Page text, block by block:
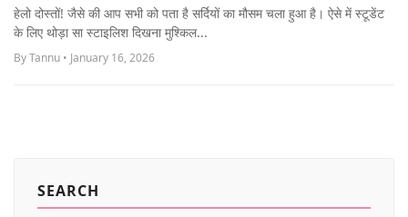
MORE
हेलो दोस्तों! जैसे की आप सभी को पता है सर्दियों का मौसम चला हुआ है। ऐसे में स्टूडेंट
के लिए थोड़ा सा स्टाइलिश दिखना मुश्किल...
By Tannu • January 16, 2026
SEARCH